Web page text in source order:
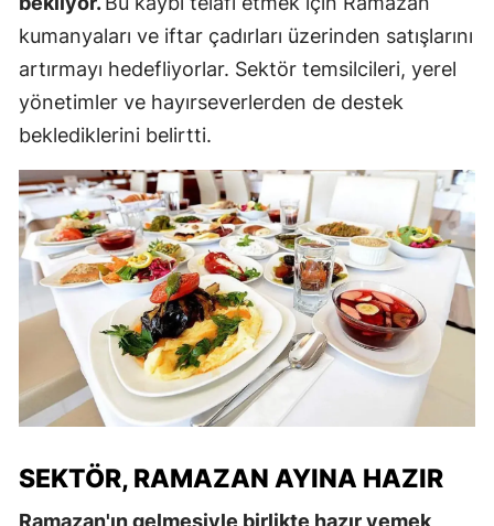
kumanyaları ve iftar çadırları üzerinden satışlarını
artırmayı hedefliyorlar. Sektör temsilcileri, yerel
yönetimler ve hayırseverlerden de destek
beklediklerini belirtti.
SEKTÖR, RAMAZAN AYINA HAZIR
Ramazan'ın gelmesiyle birlikte hazır yemek